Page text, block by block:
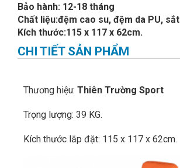
Bảo hành: 12-18 tháng
Chất liệu:đệm cao su, đệm da PU, sắt
Kích thước:115 x 117 x 62cm.
CHI TIẾT SẢN PHẨM
Thương hiệu: Thiên Trường Sport
Trọng lượng: 39 KG.
Kích thước lắp đặt: 115 x 117 x 62cm.